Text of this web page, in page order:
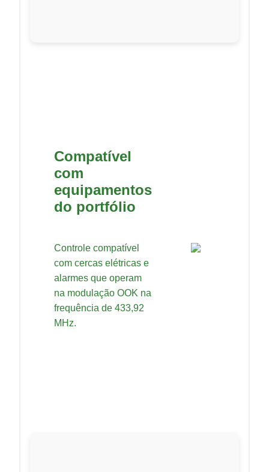
Compatível
com
equipamentos
do portfólio
Controle compatível
com cercas elétricas e
alarmes que operam
na modulação OOK na
frequência de 433,92
MHz.